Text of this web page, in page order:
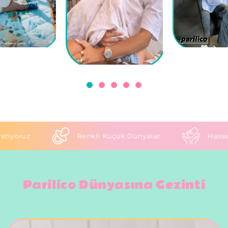
Renkli Küçük Dünyalar Hassas
Parilico Dünyasına Gezinti